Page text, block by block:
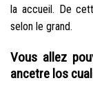
la accueil. De
selon le grand.
Vous allez
ancetre los